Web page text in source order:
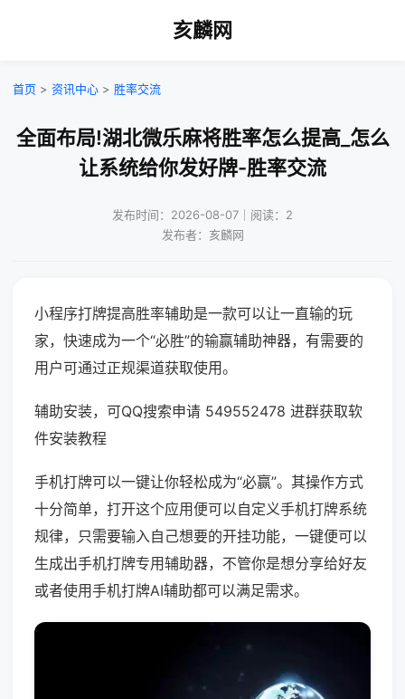
亥麟网
首页 > 资讯中心 > 胜率交流
全面布局!湖北微乐麻将胜率怎么提高_怎么
让系统给你发好牌-胜率交流
发布时间：2026-08-07｜阅读：2
发布者：亥麟网
小程序打牌提高胜率辅助是一款可以让一直输的玩
家，快速成为一个“必胜”的输赢辅助神器，有需要的
用户可通过正规渠道获取使用。
辅助安装，可QQ搜索申请 549552478 进群获取软
件安装教程
手机打牌可以一键让你轻松成为“必赢”。其操作方式
十分简单，打开这个应用便可以自定义手机打牌系统
规律，只需要输入自己想要的开挂功能，一键便可以
生成出手机打牌专用辅助器，不管你是想分享给好友
或者使用手机打牌AI辅助都可以满足需求。